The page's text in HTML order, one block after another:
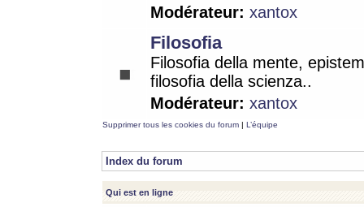
Modérateur: xantox
Filosofia
Filosofia della mente,
filosofia della scienza..
Modérateur: xantox
Supprimer tous les cookies du forum | L’équipe
Index du forum
Qui est en ligne